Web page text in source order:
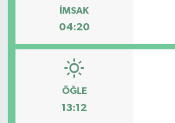
İMSAK
04:20
ÖĞLE
13:12